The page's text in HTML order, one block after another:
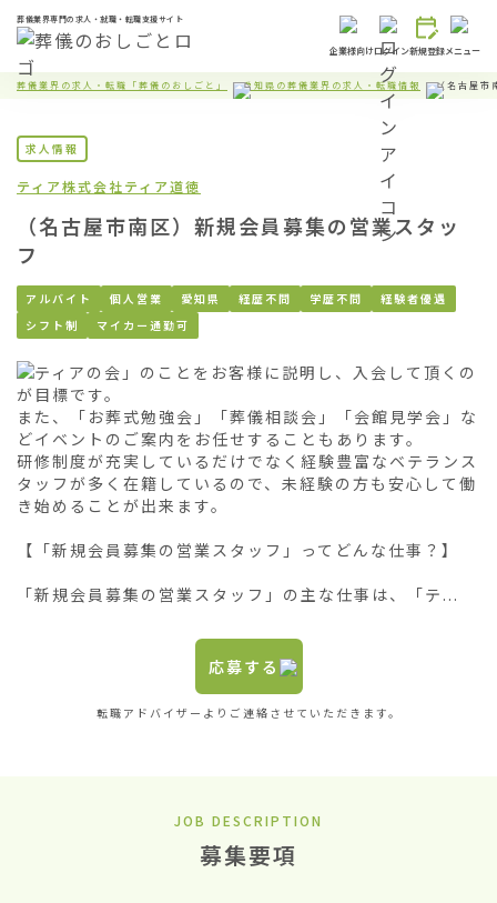
葬儀業界専門の求人・就職・転職支援サイト
企業様向けログイン新規登録メニュー
葬儀業界の求人・転職「葬儀のおしごと」 愛知県の葬儀業界の求人・転職情報 （名古屋市
求人情報
ティア株式会社ティア道徳
（名古屋市南区）新規会員募集の営業スタッ
フ
アルバイト 個人営業 愛知県 経歴不問 学歴不問
経験者優遇
シフト制
マイカー通勤可
「ティアの会」のことをお客様に説明し、入会して頂くの
が目標です。
また、「お葬式勉強会」「葬儀相談会」「会館見学会」な
どイベントのご案内をお任せすることもあります。
研修制度が充実しているだけでなく経験豊富なベテランス
タッフが多く在籍しているので、未経験の方も安心して働
き始めることが出来ます。
【「新規会員募集の営業スタッフ」ってどんな仕事？】
「新規会員募集の営業スタッフ」の主な仕事は、「テ...
応募する
転職アドバイザーよりご連絡させていただきます。
JOB DESCRIPTION
募集要項